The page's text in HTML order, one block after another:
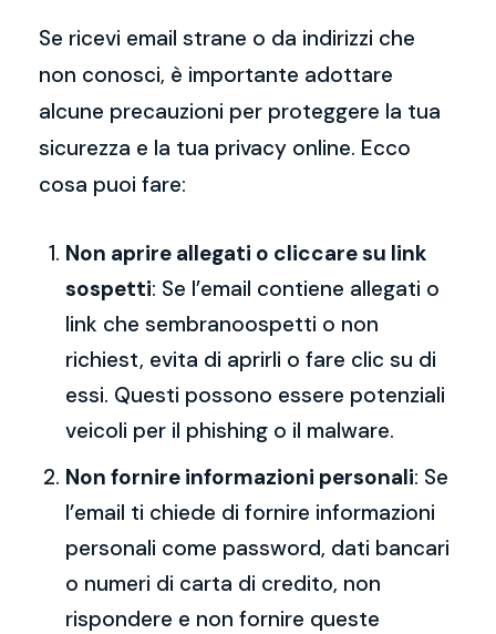
Se ricevi email strane o da indirizzi che
non conosci, è importante adottare
alcune precauzioni per proteggere la tua
sicurezza e la tua privacy online. Ecco
cosa puoi fare:
Non aprire allegati o cliccare su link
sospetti: Se l’email contiene allegati o
link che sembranoospetti o non
richiest, evita di aprirli o fare clic su di
essi. Questi possono essere potenziali
veicoli per il phishing o il malware.
Non fornire informazioni personali: Se
l’email ti chiede di fornire informazioni
personali come password, dati bancari
o numeri di carta di credito, non
rispondere e non fornire queste